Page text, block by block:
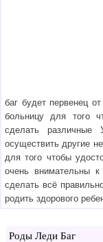
баг будет первенец
больницу для того
сделать различные
осуществить другие
для того чтобы
очень внимательны
сделать всё
родить здорового
Роды Леди Баг